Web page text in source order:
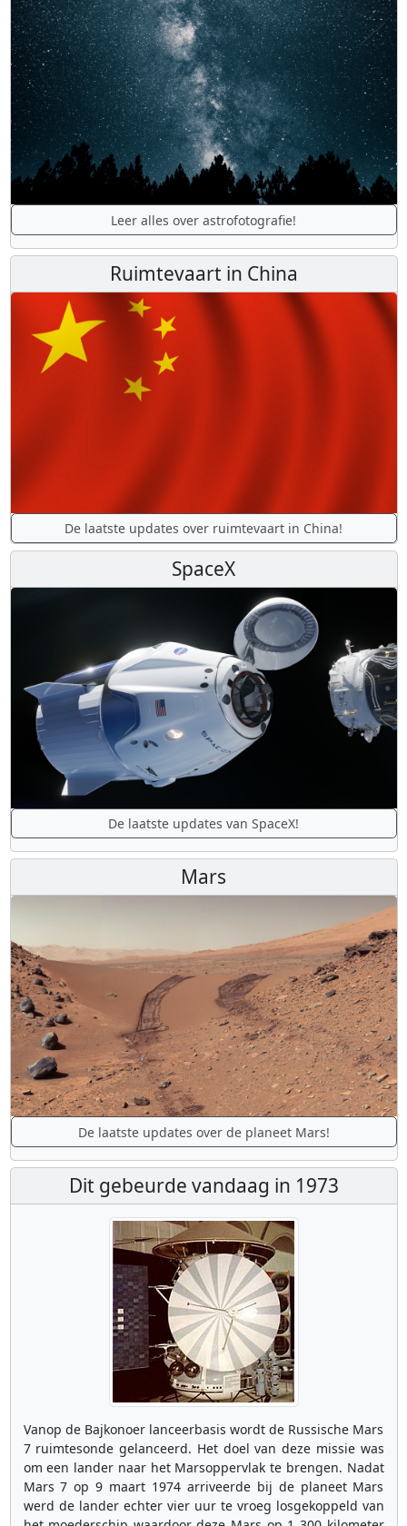
Leer alles over astrofotografie!
Ruimtevaart in China
De laatste updates over ruimtevaart in China!
SpaceX
De laatste updates van SpaceX!
Mars
De laatste updates over de planeet Mars!
Dit gebeurde vandaag in 1973
Vanop de Bajkonoer lanceerbasis wordt de Russische Mars
7 ruimtesonde gelanceerd. Het doel van deze missie was
om een lander naar het Marsoppervlak te brengen. Nadat
Mars 7 op 9 maart 1974 arriveerde bij de planeet Mars
werd de lander echter vier uur te vroeg losgekoppeld van